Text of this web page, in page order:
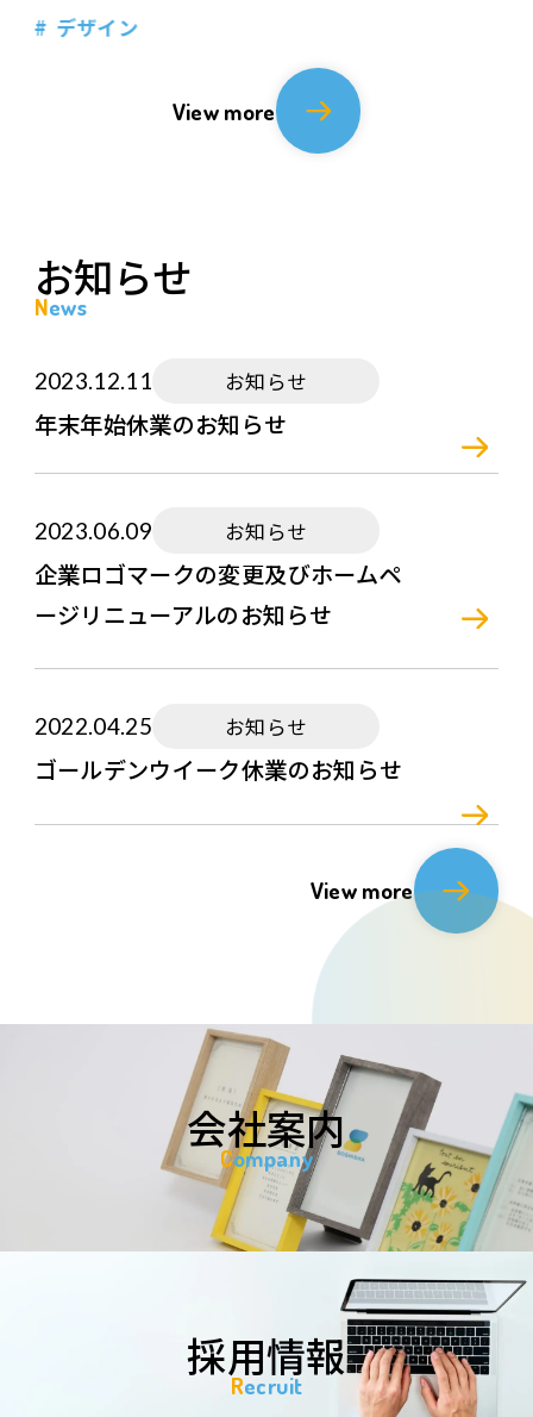
デザイン
View more
お知らせ
News
2023.12.11 お知らせ
年末年始休業のお知らせ
2023.06.09 お知らせ
企業ロゴマークの変更及びホームペ
ージリニューアルのお知らせ
2022.04.25 お知らせ
ゴールデンウイーク休業のお知らせ
View more
会社案内
Company
採用情報
Recruit